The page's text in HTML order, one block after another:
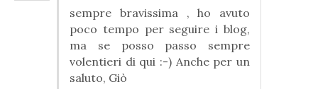
sempre bravissima , ho avuto
poco tempo per seguire i blog,
ma se posso passo sempre
volentieri di qui :-) Anche per un
saluto, Giò